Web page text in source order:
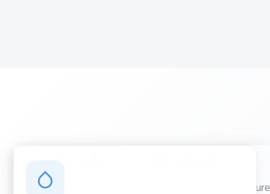
Des conditions qui influencent vos travaux de couverture